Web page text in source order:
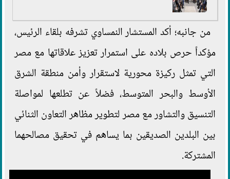
من جانبه؛ أكد المستشار النمساوي تشرفه بلقاء الرئيس،
مؤكداً حرص بلاده على استمرار تعزيز علاقاتها مع مصر
التي تمثل ركيزة محورية لاستقرار وأمن منطقة الشرق
الأوسط والبحر المتوسط، فضلاً عن تطلعها لمواصلة
التنسيق والتشاور مع مصر لتطوير مظاهر التعاون الثنائي
بين البلدين الصديقين بما يساهم في تحقيق مصالحهما
المشتركة.